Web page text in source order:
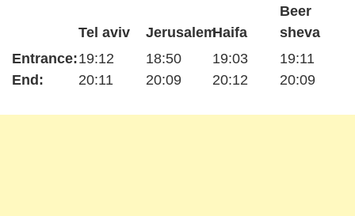
Entrance:
End:
Tel aviv
19:12
20:11
Jerusalem
18:50
20:09
Haifa
19:03
20:12
Beer
sheva
19:11
20:09